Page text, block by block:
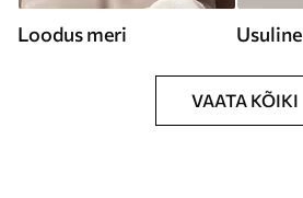
Loodus meri Usuline
VAATA KÕIKI